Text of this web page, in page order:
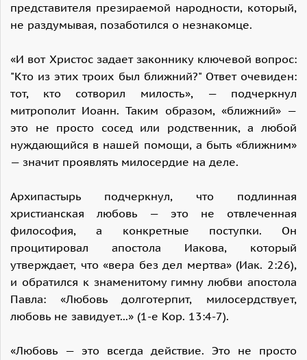
представителя презираемой народности, который,
не раздумывая, позаботился о незнакомце.
«И вот Христос задает законнику ключевой вопрос:
"Кто из этих троих был ближний?" Ответ очевиден:
тот, кто сотворил милость», — подчеркнул
митрополит Иоанн. Таким образом, «ближний» —
это не просто сосед или родственник, а любой
нуждающийся в нашей помощи, а быть «ближним»
— значит проявлять милосердие на деле.
Архипастырь подчеркнул, что подлинная
христианская любовь — это не отвлеченная
философия, а конкретные поступки. Он
процитировал апостола Иакова, который
утверждает, что «вера без дел мертва» (Иак. 2:26),
и обратился к знаменитому гимну любви апостола
Павла: «Любовь долготерпит, милосердствует,
любовь не завидует...» (1-е Кор. 13:4-7).
«Любовь — это всегда действие. Это не просто